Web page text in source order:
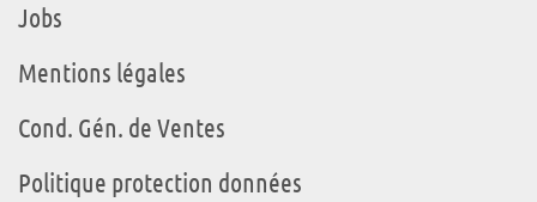
Jobs
Mentions légales
Cond. Gén. de Ventes
Politique protection données